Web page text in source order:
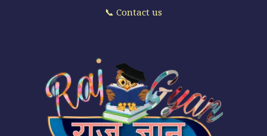
📞 Contact us